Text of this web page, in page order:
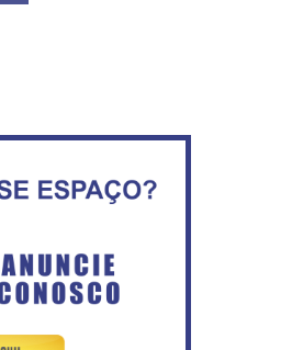
rodas entregues a pessoas
com deficiência